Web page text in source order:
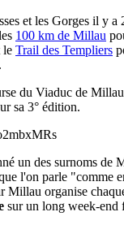
et les Gorges il y a
100 km de Millau
le Trail des Templiers
du Viaduc de
sa 3° édition.
un des surnoms de
l'on parle "comme
Millau organise
sur un long week-end